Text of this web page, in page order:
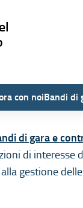
con noiBandi di
di gara e
di interesse
gestione